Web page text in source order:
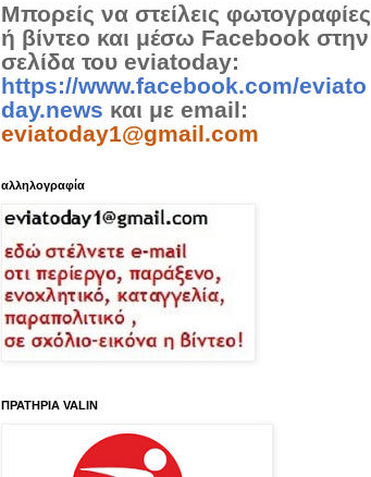
Μπορείς να στείλεις φωτογραφίες
ή βίντεο και μέσω Facebook στην
σελίδα του eviatoday:
https://www.facebook.com/eviato
day.news και με email:
eviatoday1@gmail.com
αλληλογραφία
ΠΡΑΤΗΡΙΑ VALIN